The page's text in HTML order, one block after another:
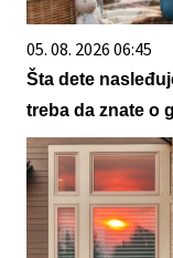
05. 08. 2026 06:45
Šta dete
treba da znate o